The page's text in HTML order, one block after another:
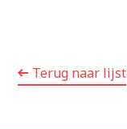
Terug naar lijst